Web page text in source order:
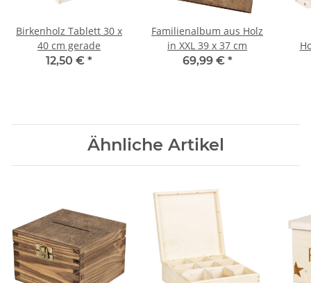
Birkenholz Tablett 30 x
40 cm gerade
12,50 € *
Familienalbum aus Holz
in XXL 39 x 37 cm
69,99 € *
Ähnliche Artikel